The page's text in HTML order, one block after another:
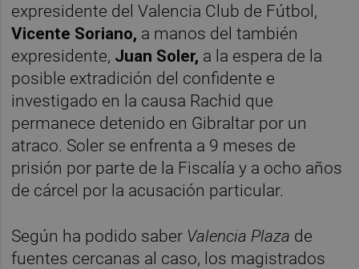
expresidente del Valencia Club de Fútbol,
Vicente Soriano, a manos del también
expresidente, Juan Soler, a la espera de la
posible extradición del confidente e
investigado en la causa Rachid que
permanece detenido en Gibraltar por un
atraco. Soler se enfrenta a 9 meses de
prisión por parte de la Fiscalía y a ocho años
de cárcel por la acusación particular.
Según ha podido saber Valencia Plaza de
fuentes cercanas al caso, los magistrados